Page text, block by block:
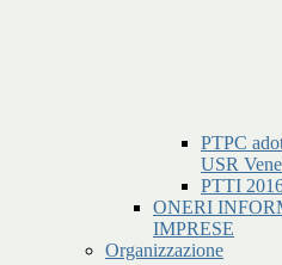
PTPC
USR
PTTI
ONERI
IMPRESE
Organizzazione